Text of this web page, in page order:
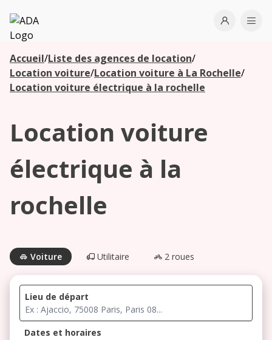
ADA
Open
Accueil/Liste des agences de location/
Location voiture/Location voiture à La Rochelle/
Location voiture électrique à la rochelle
Location voiture
électrique à la
rochelle
Voiture Utilitaire 2 roues
Lieu de départ
Dates et horaires
Les
agences à
proximité
Commencez
votre
recherche
agences à
proximité